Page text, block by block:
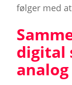
følger med
digital